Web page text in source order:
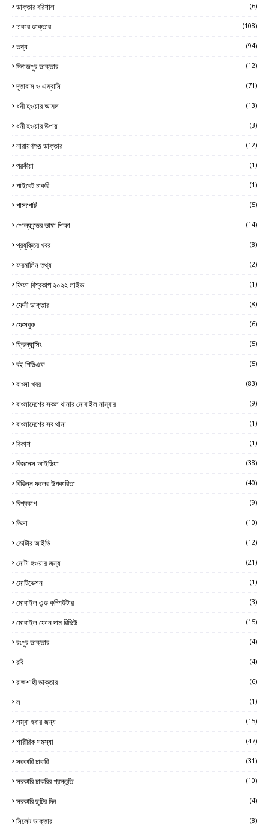
ডাক্তার বরিশাল (6)
ঢাকার ডাক্তার (108)
তথ্য (94)
দিনাজপুর ডাক্তার (12)
দূতাবাস ও এম্বাসি (71)
ধনী হওয়ার আমল (13)
ধনী হওয়ার উপায় (3)
নারায়ণগঞ্জ ডাক্তার (12)
পরকীয়া (1)
পাইবেট চাকরি (1)
পাসপোর্ট (5)
পোল্যান্ডের ভাষা শিক্ষা (14)
প্রযুক্তির খবর (8)
ফরমালিন তথ্য (2)
ফিফা বিশ্বকাপ ২০২২ লাইভ (1)
ফেনী ডাক্তার (8)
ফেসবুক (6)
ফ্রিল্যান্সিং (5)
বই পিডিএফ (5)
বাংলা খবর (83)
বাংলাদেশের সকল থানার মোবাইল নাম্বার (9)
বাংলাদেশের সব থানা (1)
বিকাশ (1)
বিজনেস আইডিয়া (38)
বিভিন্ন ফলের উপকারিতা (40)
বিশ্বকাপ (9)
ভিসা (10)
ভোটার আইডি (12)
মোটা হওয়ার জন্য (21)
মোটিভেশন (1)
মোবাইল এন্ড কম্পিউটার (3)
মোবাইল ফোন দাম রিভিউ (15)
রংপুর ডাক্তার (4)
রবি (4)
রাজশাহী ডাক্তার (6)
ল (1)
লম্বা হবার জন্য (15)
শারীরিক সমস্যা (47)
সরকারি চাকরি (31)
সরকারি চাকরির প্রস্তুতি (10)
সরকারি ছুটির দিন (4)
সিলেট ডাক্তার (8)